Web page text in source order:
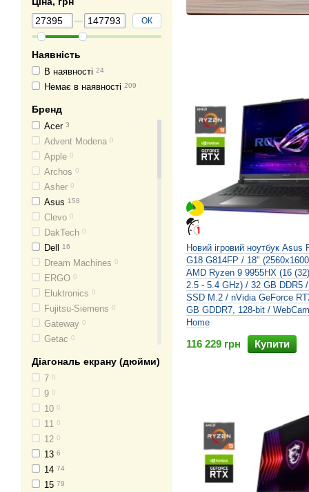
Новий ігровий ноутбук Asus
G18 G814FP / 18"
AMD Ryzen 9 9955HX (16
2.5 - 5.4 GHz) / 32 GB DDR5
SSD M.2 / nVidia GeForce
GB GDDR7, 128-bit /
Home
116 229 грн Купити
ОК
Наявність
В наявності 24
Немає в наявності 209
Бренд
Acer 3
Advent Modena 0
Apple 0
Archos 0
Asher 0
Asus 158
Clevo 0
DakTech 0
Dell 16
Dream Machines 0
ERGO 0
Eluktronics 0
Fujitsu-Siemens 0
Gateway 0
Getac 0
Hewlett Packard
Honor
Huawei
Impression
Intel
LG
Lenovo
Діагональ екрану (дюйми)
7 0
9 0
10 0
11 0
12 0
13 6
14 74
15 79